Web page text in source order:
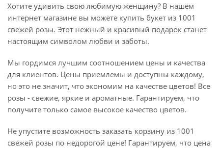
Хотите удивить свою любимую женщину? В нашем
интернет магазине вы можете купить букет из 1001
свежей розы. Этот нежный и красивый подарок станет
настоящим символом любви и заботы.
Мы гордимся лучшим соотношением цены и качества
для клиентов. Цены приемлемы и доступны каждому,
но это не значит, что экономим на качестве цветов! Все
розы - свежие, яркие и ароматные. Гарантируем, что
получите только самое высокое качество цветов.
Не упустите возможность заказать корзину из 1001
свежей розы по недорогой цене! Гарантируем, что цена